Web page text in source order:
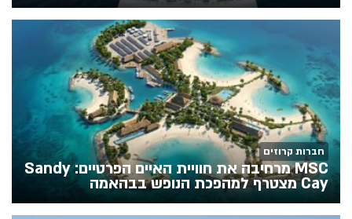
חברות קרוזים
MSC מרחיבה את חוויית האיים הפרטיים: Sandy
Cay מצטרף למהפכת הנופש בבהאמה